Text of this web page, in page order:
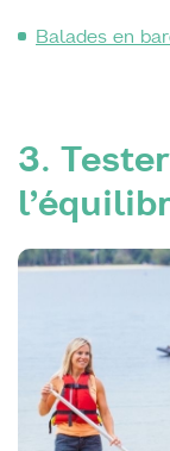
Balades en
3.